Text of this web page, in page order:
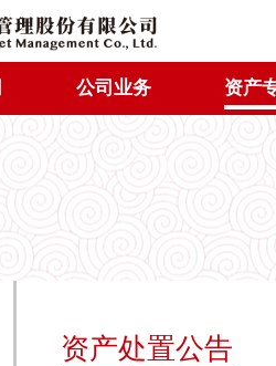
公司业务 资产
资产处置公告